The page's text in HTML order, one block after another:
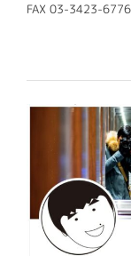
FAX 03-3423-6776